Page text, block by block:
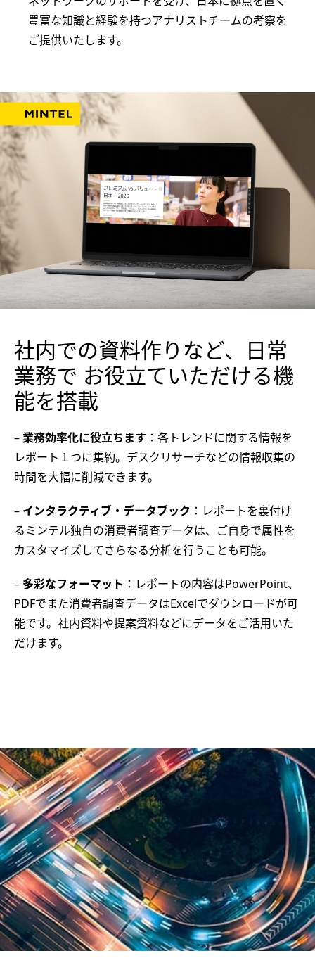
豊富な知識と経験を持つアナリストチームの考察を
ご提供いたします。
社内での資料作りなど、日常
業務で お役立ていただける機
能を搭載
–業務効率化に役立ちます ：各トレンドに関する情報を
レポート１つに集約。デスクリサーチなどの情報収集の
時間を大幅に削減できます。
– インタラクティブ・データブック ：レポートを裏付け
るミンテル独自の消費者調査データは、ご自身で属性を
カスタマイズしてさらなる分析を行うことも可能。
– 多彩なフォーマット ：レポートの内容はPowerPoint、
PDFでまた消費者調査データはExcelでダウンロードが可
能です。社内資料や提案資料などにデータをご活用いた
だけます。